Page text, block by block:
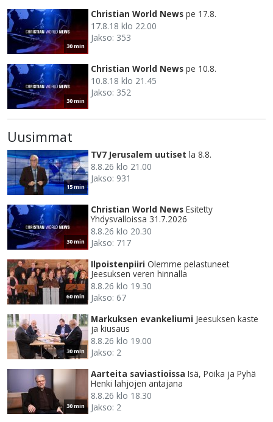
30 min
Christian World News pe 17.8.
17.8.18 klo 22.00
Jakso: 353
30 min
Christian World News pe 10.8.
10.8.18 klo 21.45
Jakso: 352
Uusimmat
15 min
TV7 Jerusalem uutiset la 8.8.
8.8.26 klo 21.00
Jakso: 931
30 min
Christian World News Esitetty
Yhdysvalloissa 31.7.2026
8.8.26 klo 20.30
Jakso: 717
60 min
Ilpoistenpiiri Olemme pelastuneet
Jeesuksen veren hinnalla
8.8.26 klo 19.30
Jakso: 67
30 min
Markuksen evankeliumi Jeesuksen kaste
ja kiusaus
8.8.26 klo 19.00
Jakso: 2
30 min
Aarteita saviastioissa Isä, Poika ja Pyhä
Henki lahjojen antajana
8.8.26 klo 18.30
Jakso: 2